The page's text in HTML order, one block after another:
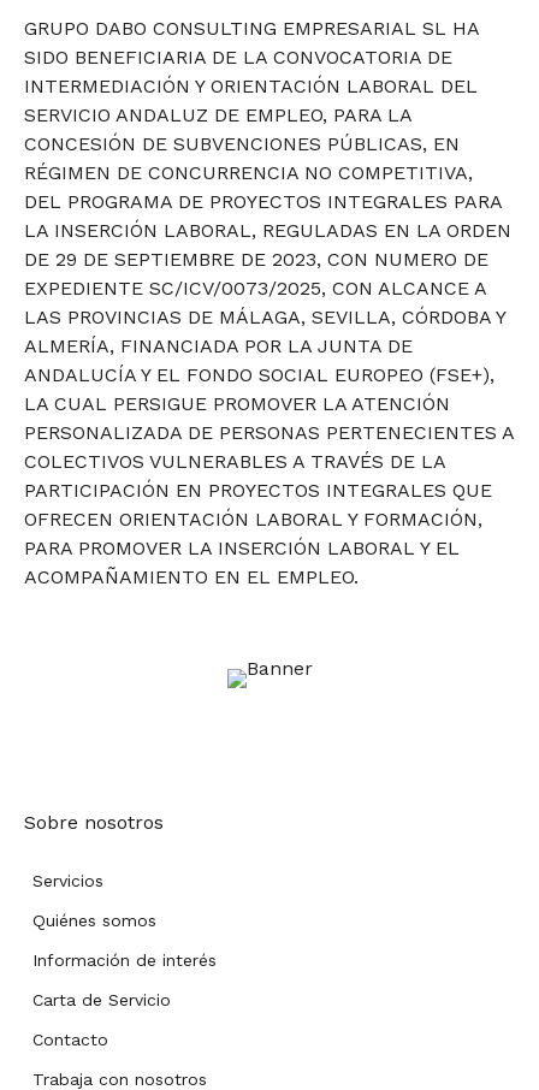
GRUPO DABO CONSULTING EMPRESARIAL SL HA
SIDO BENEFICIARIA DE LA CONVOCATORIA DE
INTERMEDIACIÓN Y ORIENTACIÓN LABORAL DEL
SERVICIO ANDALUZ DE EMPLEO, PARA LA
CONCESIÓN DE SUBVENCIONES PÚBLICAS, EN
RÉGIMEN DE CONCURRENCIA NO COMPETITIVA,
DEL PROGRAMA DE PROYECTOS INTEGRALES PARA
LA INSERCIÓN LABORAL, REGULADAS EN LA ORDEN
DE 29 DE SEPTIEMBRE DE 2023, CON NUMERO DE
EXPEDIENTE SC/ICV/0073/2025, CON ALCANCE A
LAS PROVINCIAS DE MÁLAGA, SEVILLA, CÓRDOBA Y
ALMERÍA, FINANCIADA POR LA JUNTA DE
ANDALUCÍA Y EL FONDO SOCIAL EUROPEO (FSE+),
LA CUAL PERSIGUE PROMOVER LA ATENCIÓN
PERSONALIZADA DE PERSONAS PERTENECIENTES A
COLECTIVOS VULNERABLES A TRAVÉS DE LA
PARTICIPACIÓN EN PROYECTOS INTEGRALES QUE
OFRECEN ORIENTACIÓN LABORAL Y FORMACIÓN,
PARA PROMOVER LA INSERCIÓN LABORAL Y EL
ACOMPAÑAMIENTO EN EL EMPLEO.
Sobre nosotros
Servicios
Quiénes somos
Información de interés
Carta de Servicio
Contacto
Trabaja con nosotros